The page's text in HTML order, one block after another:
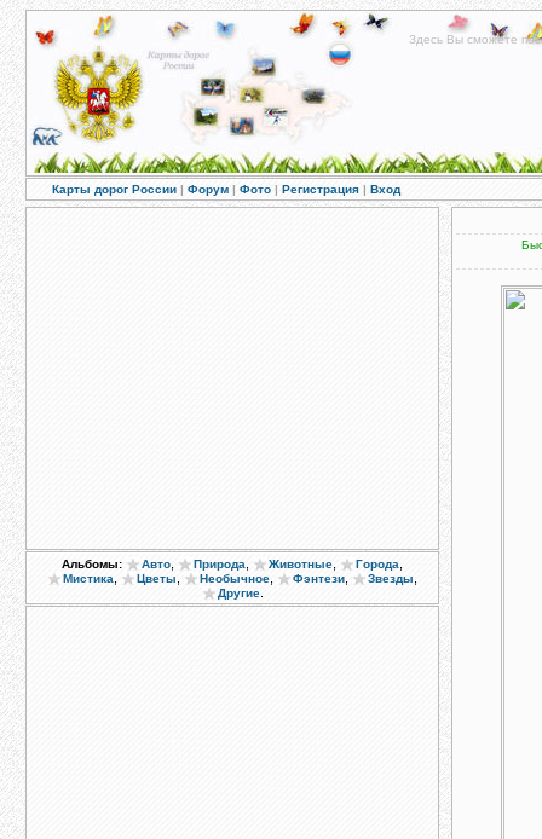
Здесь Вы сможете
Карты дорог России | Форум | Фото | Регистрация | Вход
Альбомы: Авто Природа Животные Города
Мистика Цветы Необычное Фэнтези Звезды
Другие.